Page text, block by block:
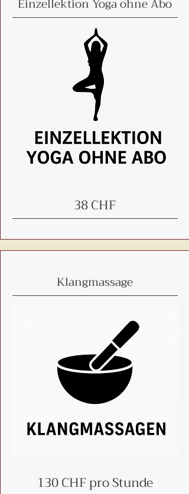
38 CHF
Klangmassage
130 CHF pro Stunde